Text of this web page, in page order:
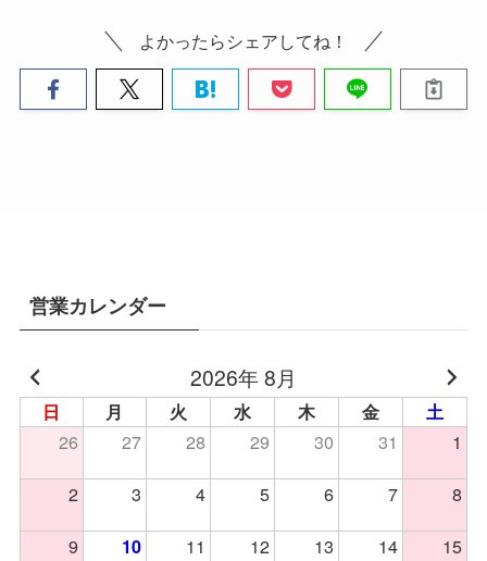
よかったらシェアしてね！
営業カレンダー
2026年 8月
日 月 火 水 木 金 土
26 27 28 29 30 31
1
2
3 4 5 6 7
8
9
10 11 12 13 14
15